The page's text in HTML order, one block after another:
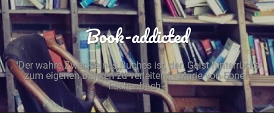
Book-addicted
"Der wahre Zweck eines Buches ist, den Geist hinterrücks
zum eigenen Denken zu verleiten." - Marie von Ebner-
Eschenbach -